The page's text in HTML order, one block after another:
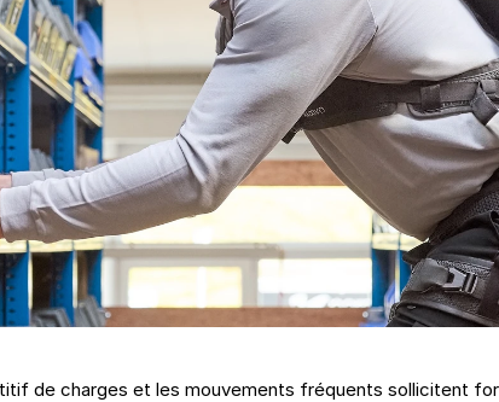
de charges et les mouvements fréquents sollicitent